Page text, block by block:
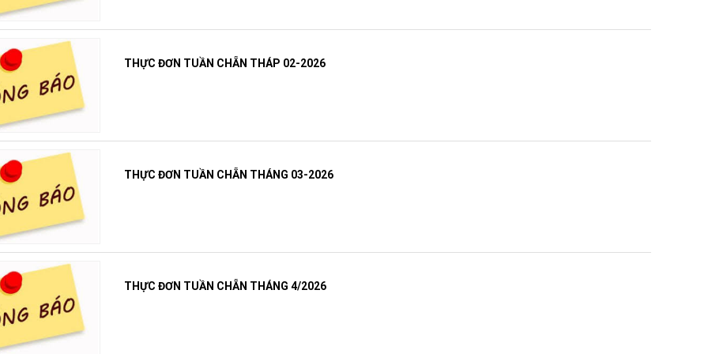
THỰC ĐƠN TUẦN CHẴN THÁP 02-2026
THỰC ĐƠN TUẦN CHẴN THÁNG 03-2026
THỰC ĐƠN TUẦN CHẴN THÁNG 4/2026